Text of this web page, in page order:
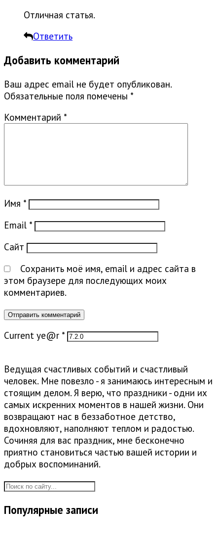
Отличная статья.
Ответить
Добавить комментарий
Ваш адрес email не будет опубликован.
Обязательные поля помечены *
Комментарий *
Имя *
Email *
Сайт
Сохранить моё имя, email и адрес сайта в
этом браузере для последующих моих
комментариев.
Current ye@r *
Ведущая счастливых событий и счастливый
человек. Мне повезло - я занимаюсь интересным и
стоящим делом. Я верю, что праздники - одни их
самых искренних моментов в нашей жизни. Они
возвращают нас в беззаботное детство,
вдохновляют, наполняют теплом и радостью.
Сочиняя для вас праздник, мне бесконечно
приятно становиться частью вашей истории и
добрых воспоминаний.
Популярные записи